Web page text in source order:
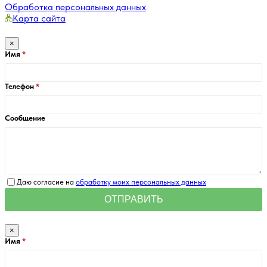
Обработка персональных данных
Карта сайта
×
Имя
Телефон
Сообщение
Даю согласие на обработку моих персональных данных
×
Имя